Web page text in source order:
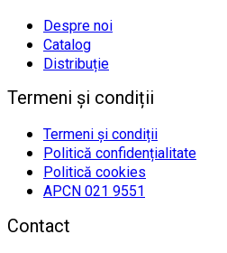
Despre noi
Catalog
Distribuție
Termeni și condiții
Termeni și condiții
Politică confidențialitate
Politică cookies
APCN 021 9551
Contact